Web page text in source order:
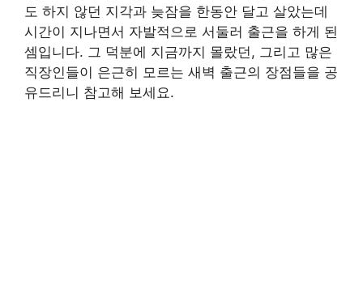
도 하지 않던 지각과 늦잠을 한동안 달고 살았는데
시간이 지나면서 자발적으로 서둘러 출근을 하게 된
셈입니다. 그 덕분에 지금까지 몰랐던, 그리고 많은
직장인들이 은근히 모르는 새벽 출근의 장점들을 공
유드리니 참고해 보세요.